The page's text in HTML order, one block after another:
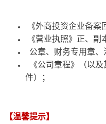
《外商投资企业备案
《营业执照》正、副
公章、财务专用章、
《公司章程》（以
件）；
【温馨提示】